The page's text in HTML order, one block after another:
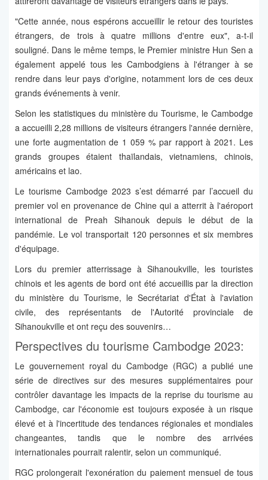
"Cette année, nous espérons accueillir le retour des touristes
étrangers, de trois à quatre millions d'entre eux", a-t-il
souligné. Dans le même temps, le Premier ministre Hun Sen a
également appelé tous les Cambodgiens à l'étranger à se
rendre dans leur pays d'origine, notamment lors de ces deux
grands événements à venir.
Selon les statistiques du ministère du Tourisme, le Cambodge
a accueilli 2,28 millions de visiteurs étrangers l'année dernière,
une forte augmentation de 1 059 % par rapport à 2021. Les
grands groupes étaient thaïlandais, vietnamiens, chinois,
américains et lao.
Le tourisme Cambodge 2023 s’est démarré par l’accueil du
premier vol en provenance de Chine qui a atterrit à l'aéroport
international de Preah Sihanouk depuis le début de la
pandémie. Le vol transportait 120 personnes et six membres
d'équipage.
Lors du premier atterrissage à Sihanoukville, les touristes
chinois et les agents de bord ont été accueillis par la direction
du ministère du Tourisme, le Secrétariat d'État à l'aviation
civile, des représentants de l'Autorité provinciale de
Sihanoukville et ont reçu des souvenirs…
Perspectives du tourisme Cambodge 2023:
Le gouvernement royal du Cambodge (RGC) a publié une
série de directives sur des mesures supplémentaires pour
contrôler davantage les impacts de la reprise du tourisme au
Cambodge, car l'économie est toujours exposée à un risque
élevé et à l'incertitude des tendances régionales et mondiales
changeantes, tandis que le nombre des arrivées
internationales pourrait ralentir, selon un communiqué.
RGC prolongerait l'exonération du paiement mensuel de tous